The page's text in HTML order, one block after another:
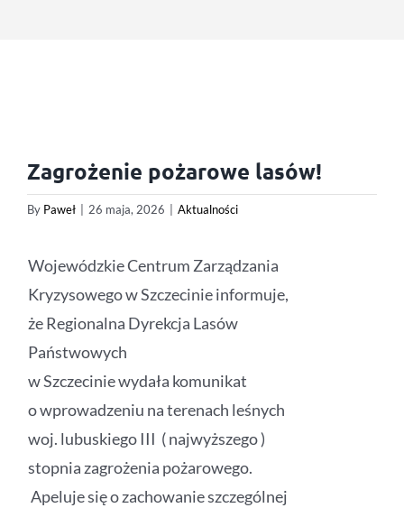
Zagrożenie pożarowe lasów!
By Paweł 26 maja, 2026 Aktualności
Wojewódzkie Centrum Zarządzania
Kryzysowego w Szczecinie informuje,
że Regionalna Dyrekcja Lasów
Państwowych
w Szczecinie wydała komunikat
o wprowadzeniu na terenach leśnych
woj. lubuskiego III ( najwyższego )
stopnia zagrożenia pożarowego.
Apeluje się o zachowanie szczególnej